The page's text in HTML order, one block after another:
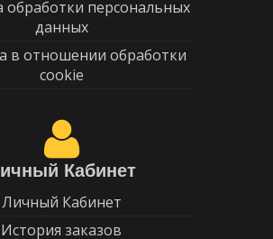
обработки персональных
данных
в отношении обработки
cookie
Кабинет
Личный Кабинет
История заказов